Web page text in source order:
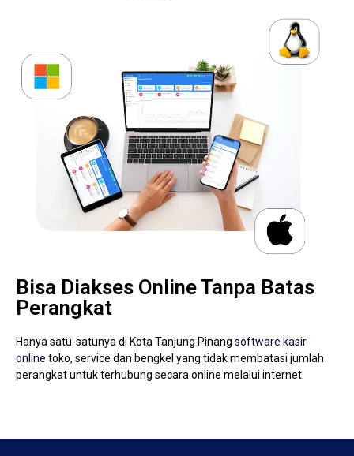
Bisa Diakses Online Tanpa Batas
Perangkat
Hanya satu-satunya di Kota Tanjung Pinang software kasir
online toko, service dan bengkel yang tidak membatasi jumlah
perangkat untuk terhubung secara online melalui internet.